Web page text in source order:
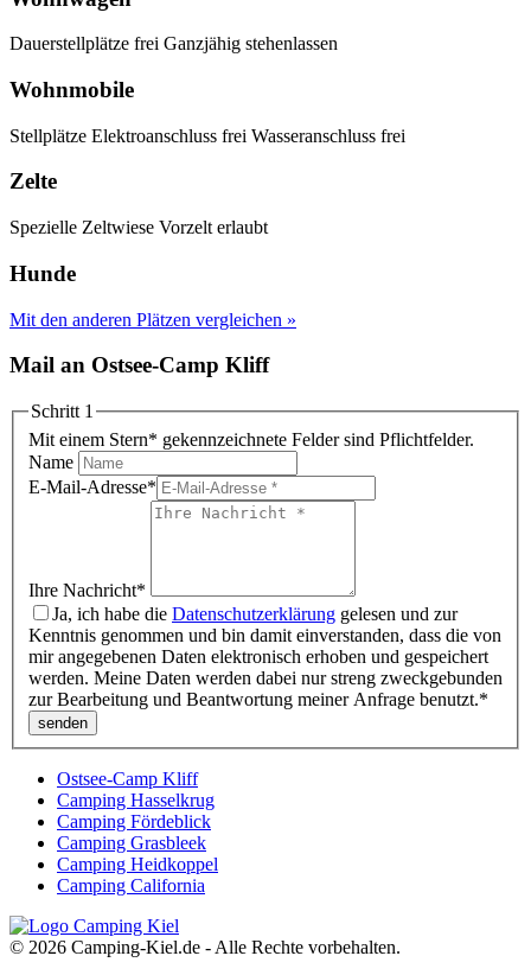
Dauerstellplätze frei Ganzjähig stehenlassen
Wohnmobile
Stellplätze Elektroanschluss frei Wasseranschluss frei
Zelte
Spezielle Zeltwiese Vorzelt erlaubt
Hunde
Mit den anderen Plätzen vergleichen »
Mail an Ostsee-Camp Kliff
Schritt 1
Mit einem Stern* gekennzeichnete Felder sind Pflichtfelder.
Name
E-Mail-Adresse*
Ihre Nachricht*
Ja, ich habe die Datenschutzerklärung gelesen und zur
Kenntnis genommen und bin damit einverstanden, dass die von
mir angegebenen Daten elektronisch erhoben und gespeichert
werden. Meine Daten werden dabei nur streng zweckgebunden
zur Bearbeitung und Beantwortung meiner Anfrage benutzt.*
Ostsee-Camp Kliff
Camping Hasselkrug
Camping Fördeblick
Camping Grasbleek
Camping Heidkoppel
Camping California
© 2026 Camping-Kiel.de - Alle Rechte vorbehalten.